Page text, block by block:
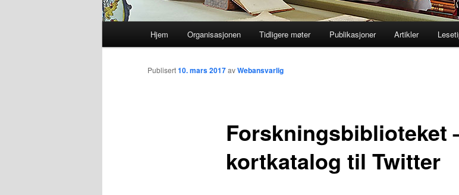
Gå
direkte
Hjem Organisasjonen Tidligere møter Publikasjoner Artikler
Forskningsbiblioteket
kortkatalog til Twitter
Publisert10. mars 2017avWebansvarlig